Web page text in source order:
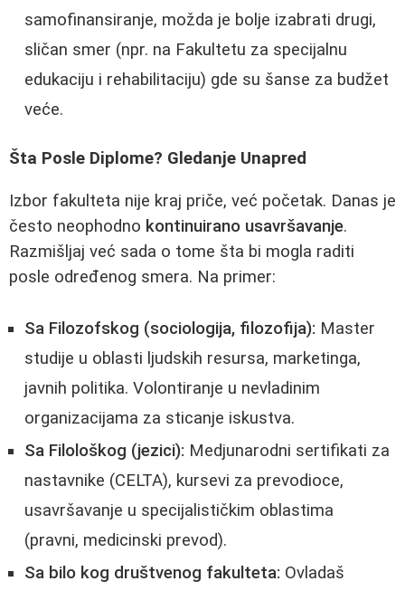
samofinansiranje, možda je bolje izabrati drugi,
sličan smer (npr. na Fakultetu za specijalnu
edukaciju i rehabilitaciju) gde su šanse za budžet
veće.
Šta Posle Diplome? Gledanje Unapred
Izbor fakulteta nije kraj priče, već početak. Danas je
često neophodno kontinuirano usavršavanje.
Razmišljaj već sada o tome šta bi mogla raditi
posle određenog smera. Na primer:
Sa Filozofskog (sociologija, filozofija): Master
studije u oblasti ljudskih resursa, marketinga,
javnih politika. Volontiranje u nevladinim
organizacijama za sticanje iskustva.
Sa Filološkog (jezici): Medjunarodni sertifikati za
nastavnike (CELTA), kursevi za prevodioce,
usavršavanje u specijalističkim oblastima
(pravni, medicinski prevod).
Sa bilo kog društvenog fakulteta: Ovladaš